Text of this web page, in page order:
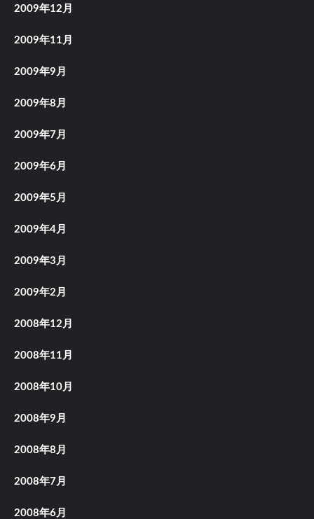
2009年12月
2009年11月
2009年9月
2009年8月
2009年7月
2009年6月
2009年5月
2009年4月
2009年3月
2009年2月
2008年12月
2008年11月
2008年10月
2008年9月
2008年8月
2008年7月
2008年6月